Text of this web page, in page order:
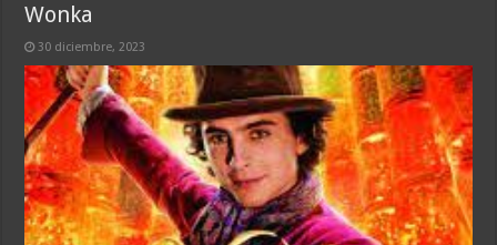
Wonka
30 diciembre, 2023